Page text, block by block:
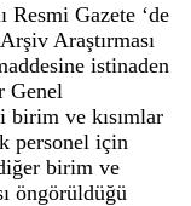
Resmi Gazete ‘de
Araştırması
istinaden
Genel
ve kısımlar
personel için
birim ve
öngörüldüğü